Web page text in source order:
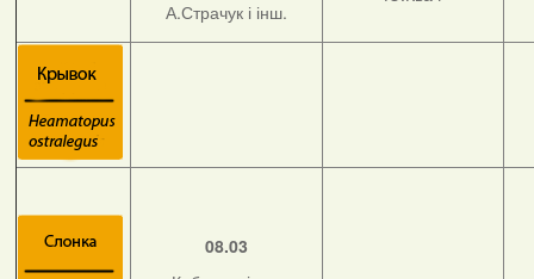
А.Страчук і інш.
08.03